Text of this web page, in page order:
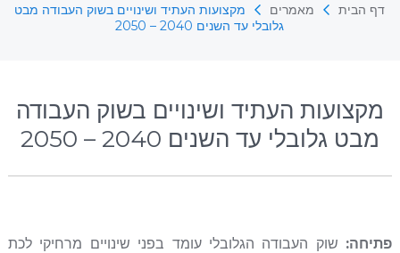
דף הבית מאמרים
מקצועות העתיד ושינויים בשוק העבודה מבט
גלובלי עד השנים 2040 – 2050
מקצועות העתיד ושינויים בשוק העבודה
מבט גלובלי עד השנים 2040 – 2050
פתיחה: שוק העבודה הגלובלי עומד בפני שינויים מרחיקי לכת